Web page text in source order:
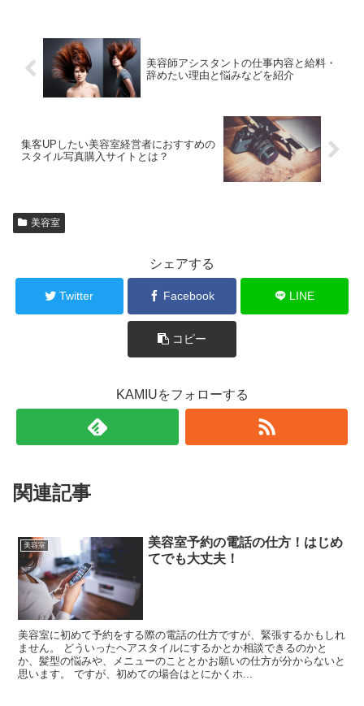
美容師アシスタントの仕事内容と給料・
辞めたい理由と悩みなどを紹介
集客UPしたい美容室経営者におすすめの
スタイル写真購入サイトとは？
美容室
シェアする
Twitter Facebook LINE
コピー
KAMIUをフォローする
関連記事
美容室
美容室予約の電話の仕方！はじめ
てでも大丈夫！
美容室に初めて予約をする際の電話の仕方ですが、緊張するかもしれ
ません。 どういったヘアスタイルにするかとか相談できるのかと
か、髪型の悩みや、メニューのこととかお願いの仕方が分からないと
思います。 ですが、初めての場合はとにかくホ...